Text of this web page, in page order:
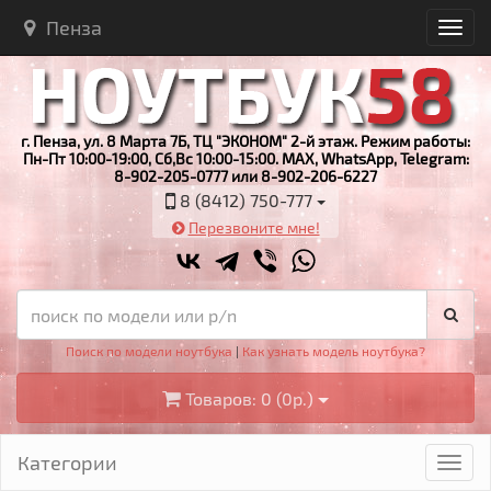
Пенза
г. Пенза, ул. 8 Марта 7Б, ТЦ "ЭКОНОМ" 2-й этаж. Режим работы:
Пн-Пт 10:00-19:00, Сб,Вс 10:00-15:00. MAX, WhatsApp, Telegram:
8-902-205-0777 или 8-902-206-6227
8 (8412) 750-777
Перезвоните мне!
Поиск по модели ноутбука | Как узнать модель ноутбука?
Товаров: 0 (0р.)
Категории